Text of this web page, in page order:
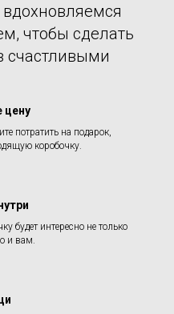
чтобы сделать
счастливыми
цену
потратить на подарок,
коробочку.
будет интересно не только
и вам.